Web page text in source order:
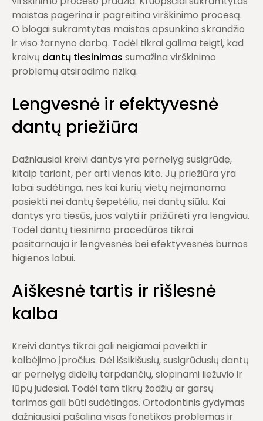
maistas pagerina ir pagreitina virškinimo procesą.
O blogai sukramtytas maistas apsunkina skrandžio
ir viso žarnyno darbą. Todėl tikrai galima teigti, kad
kreivų dantų tiesinimas sumažina virškinimo
problemų atsiradimo riziką.
Lengvesnė ir efektyvesnė
dantų priežiūra
Dažniausiai kreivi dantys yra pernelyg susigrūdę,
kitaip tariant, per arti vienas kito. Jų priežiūra yra
labai sudėtinga, nes kai kurių vietų neįmanoma
pasiekti nei dantų šepetėliu, nei dantų siūlu. Kai
dantys yra tiesūs, juos valyti ir prižiūrėti yra lengviau.
Todėl dantų tiesinimo procedūros tikrai
pasitarnauja ir lengvesnės bei efektyvesnės burnos
higienos labui.
Aiškesnė tartis ir rišlesnė
kalba
Kreivi dantys tikrai gali neigiamai paveikti ir
kalbėjimo įpročius. Dėl išsikišusių, susigrūdusių dantų
ar pernelyg didelių tarpdančių, slopinami liežuvio ir
lūpų judesiai. Todėl tam tikrų žodžių ar garsų
tarimas gali būti sudėtingas. Ortodontinis gydymas
dažniausiai pašalina visas fonetikos problemas ir